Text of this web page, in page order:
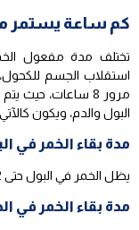
كم ساعة يستمر
تختلف مدة مفعول
استقلاب الجسم
مرور 8 ساعات،
البول والدم، ويكون كالآتي
مدة بقاء الخمر في
يظل الخمر في البول حتى 72 ساعة من تعاطي آخر جرعة.
مدة بقاء الخمر في